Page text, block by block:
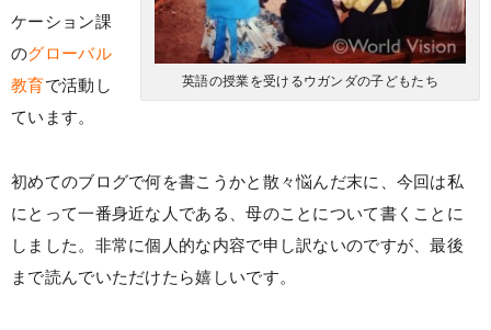
英語の授業を受けるウガンダの子どもたち
ケーション課
のグローバル
教育で活動し
ています。
初めてのブログで何を書こうかと散々悩んだ末に、今回は私
にとって一番身近な人である、母のことについて書くことに
しました。非常に個人的な内容で申し訳ないのですが、最後
まで読んでいただけたら嬉しいです。